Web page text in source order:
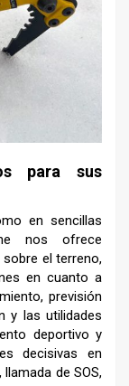
para sus
en sencillas
nos ofrece
el terreno,
en cuanto a
previsión
y las utilidades
deportivo y
decisivas en
de SOS,